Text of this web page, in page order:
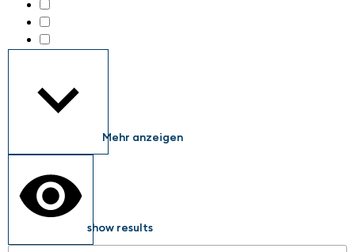
Mehr anzeigen
show results